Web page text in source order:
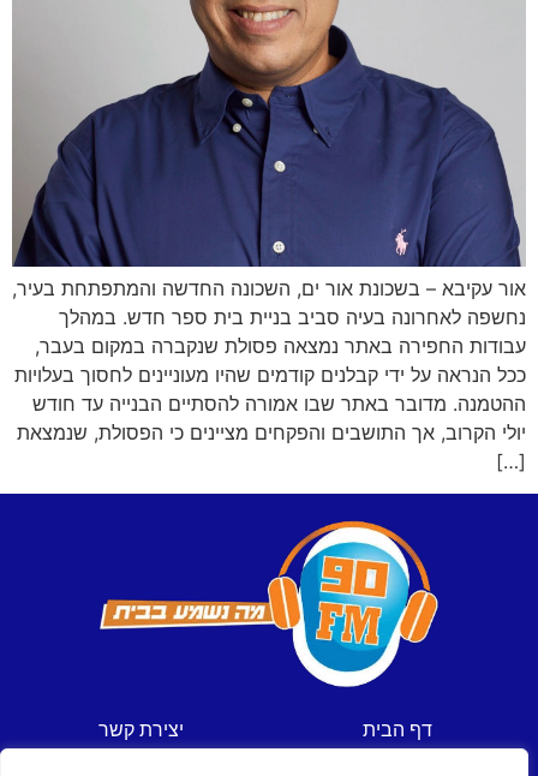
אור עקיבא – בשכונת אור ים, השכונה החדשה והמתפתחת בעיר,
נחשפה לאחרונה בעיה סביב בניית בית ספר חדש. במהלך
עבודות החפירה באתר נמצאה פסולת שנקברה במקום בעבר,
ככל הנראה על ידי קבלנים קודמים שהיו מעוניינים לחסוך בעלויות
ההטמנה. מדובר באתר שבו אמורה להסתיים הבנייה עד חודש
יולי הקרוב, אך התושבים והפקחים מציינים כי הפסולת, שנמצאת
[…]
דף הבית
יצירת קשר